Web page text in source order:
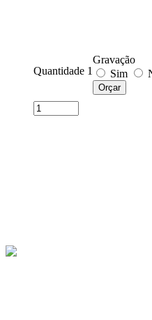
Quantidade 1
Gravação
Sim